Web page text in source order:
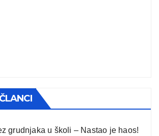
grudnjaka u školi – Nastao je haos!